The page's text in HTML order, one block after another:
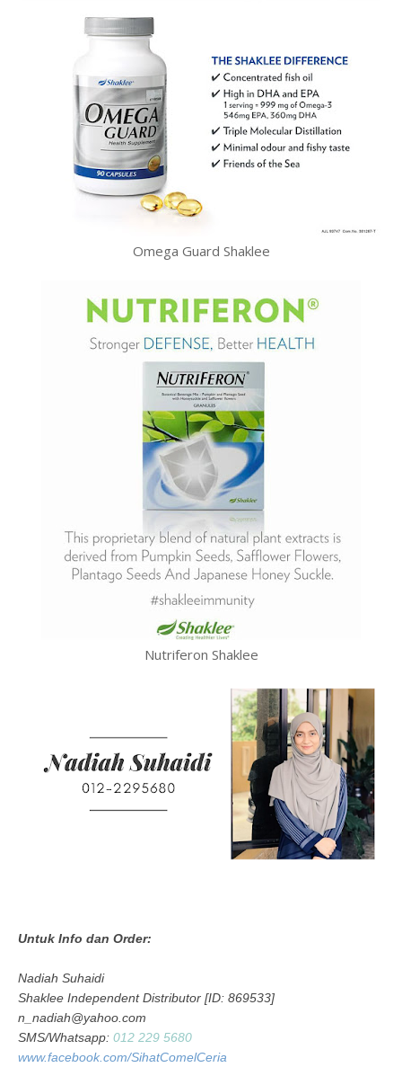
Omega Guard Shaklee
Nutriferon Shaklee
Untuk Info dan Order:
Nadiah Suhaidi
Shaklee Independent Distributor [ID: 869533]
n_nadiah@yahoo.com
SMS/Whatsapp: 012 229 5680
www.facebook.com/SihatComelCeria